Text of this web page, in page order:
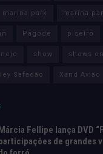
marina park marina
Pagode piseiro
show shows
Safadão Xand Avião
Fellipe lança DVD
de grandes